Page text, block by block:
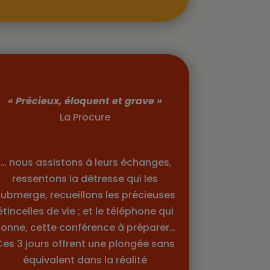
« Précieux, éloquent et grave »
La Procure
nous assistons à leurs échanges,
ressentons la détresse qui les
recueillons les précieuses
de vie ; et le téléphone qui
cette conférence à préparer…
3 jours offrent une plongée sans
équivalent dans la réalité